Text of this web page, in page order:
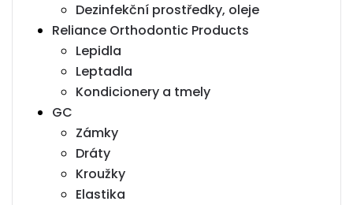
Dezinfekční prostředky, oleje
Reliance Orthodontic Products
Lepidla
Leptadla
Kondicionery a tmely
GC
Zámky
Dráty
Kroužky
Elastika